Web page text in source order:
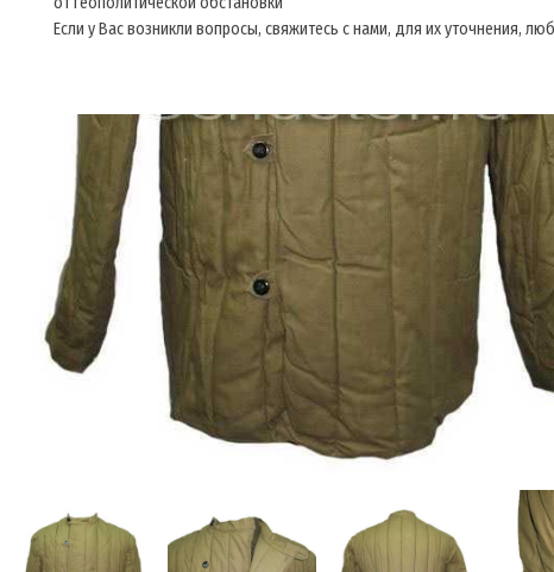
Если у Вас возникли вопросы, свяжитесь с нами, для их уточнения,